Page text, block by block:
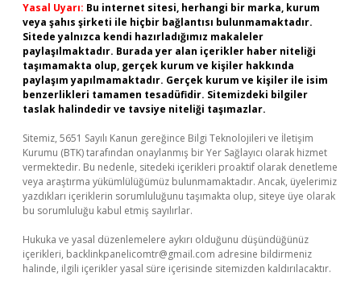
Yasal Uyarı: Bu internet sitesi, herhangi bir marka, kurum
veya şahıs şirketi ile hiçbir bağlantısı bulunmamaktadır.
Sitede yalnızca kendi hazırladığımız makaleler
paylaşılmaktadır. Burada yer alan içerikler haber niteliği
taşımamakta olup, gerçek kurum ve kişiler hakkında
paylaşım yapılmamaktadır. Gerçek kurum ve kişiler ile isim
benzerlikleri tamamen tesadüfidir. Sitemizdeki bilgiler
taslak halindedir ve tavsiye niteliği taşımazlar.
Sitemiz, 5651 Sayılı Kanun gereğince Bilgi Teknolojileri ve İletişim
Kurumu (BTK) tarafından onaylanmış bir Yer Sağlayıcı olarak hizmet
vermektedir. Bu nedenle, sitedeki içerikleri proaktif olarak denetleme
veya araştırma yükümlülüğümüz bulunmamaktadır. Ancak, üyelerimiz
yazdıkları içeriklerin sorumluluğunu taşımakta olup, siteye üye olarak
bu sorumluluğu kabul etmiş sayılırlar.
Hukuka ve yasal düzenlemelere aykırı olduğunu düşündüğünüz
içerikleri, backlinkpanelicomtr@gmail.com adresine bildirmeniz
halinde, ilgili içerikler yasal süre içerisinde sitemizden kaldırılacaktır.